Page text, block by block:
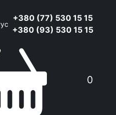
+380 (77) 530 15 15
+380 (93) 530 15 15
0